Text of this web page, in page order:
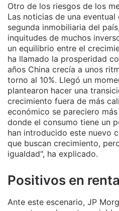
Otro de los riesgos de los
Las noticias de una
segunda inmobiliaria del
inquitudes de muchos
un equilibrio entre el
ha llamado la prosperidad
años China crecía a unos
torno al 10%. Llegó un
plantearon hacer una
crecimiento fuera de más
económico se pareciero
donde el consumo tiene un
han introducido este nuevo
que buscan crecimiento,
igualdad", ha explicado.
Positivos en
Ante este escenario, JP